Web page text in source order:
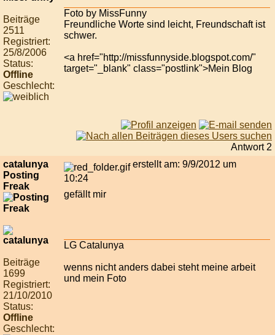
Beiträge
2511
Registriert:
25/8/2006
Status:
Offline
Geschlecht:
Foto by MissFunny
Freundliche Worte sind leicht, Freundschaft ist
schwer.
<a href="http://missfunnyside.blogspot.com/"
target="_blank" class="postlink">Mein Blog
Antwort 2
catalunya
Posting
Freak
Beiträge
1699
Registriert:
21/10/2010
Status:
Offline
Geschlecht:
erstellt am: 9/9/2012 um
10:24
gefällt mir
LG Catalunya
wenns nicht anders dabei steht meine arbeit
und mein Foto